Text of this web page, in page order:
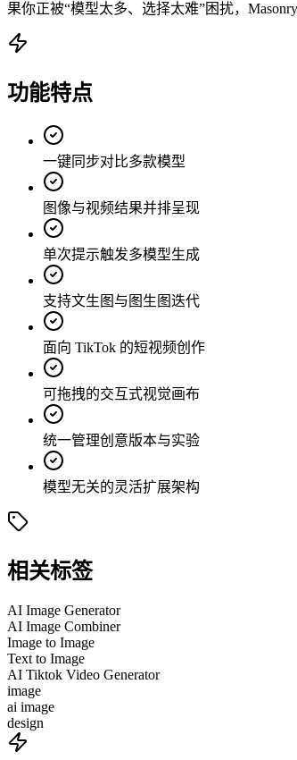
果你正被“模型太多、选择太难”困扰，
功能特点
一键同步对比多款模型
图像与视频结果并排呈现
单次提示触发多模型生成
支持文生图与图生图迭代
面向 TikTok 的短视频创作
可拖拽的交互式视觉画布
统一管理创意版本与实验
模型无关的灵活扩展架构
相关标签
AI Image Generator
AI Image Combiner
Image to Image
Text to Image
AI Tiktok Video Generator
image
ai image
design